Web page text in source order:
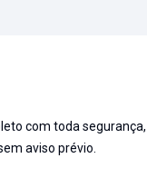
com toda
aviso prévio.